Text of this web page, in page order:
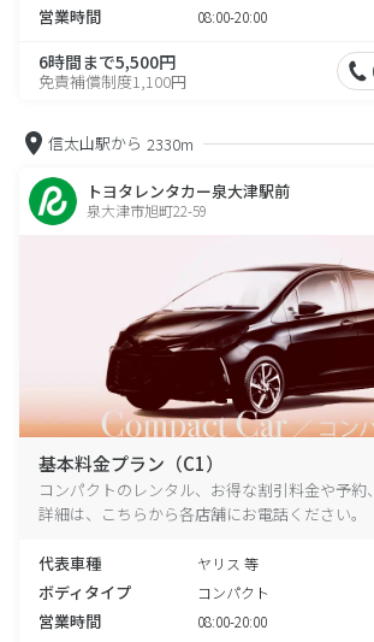
営業時間 08:00-20:00
6時間まで5,500円
免責補償制度1,100円
信太山駅から 2330m
トヨタレンタカー泉大津駅前
泉大津市旭町22-59
基本料金プラン（C1）
コンパクトのレンタル、お得な割引料金や予約
詳細は、こちらから各店舗にお電話ください。
代表車種 ヤリス 等
ボディタイプ コンパクト
営業時間 08:00-20:00